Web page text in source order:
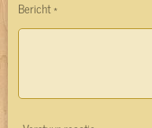
Bericht *